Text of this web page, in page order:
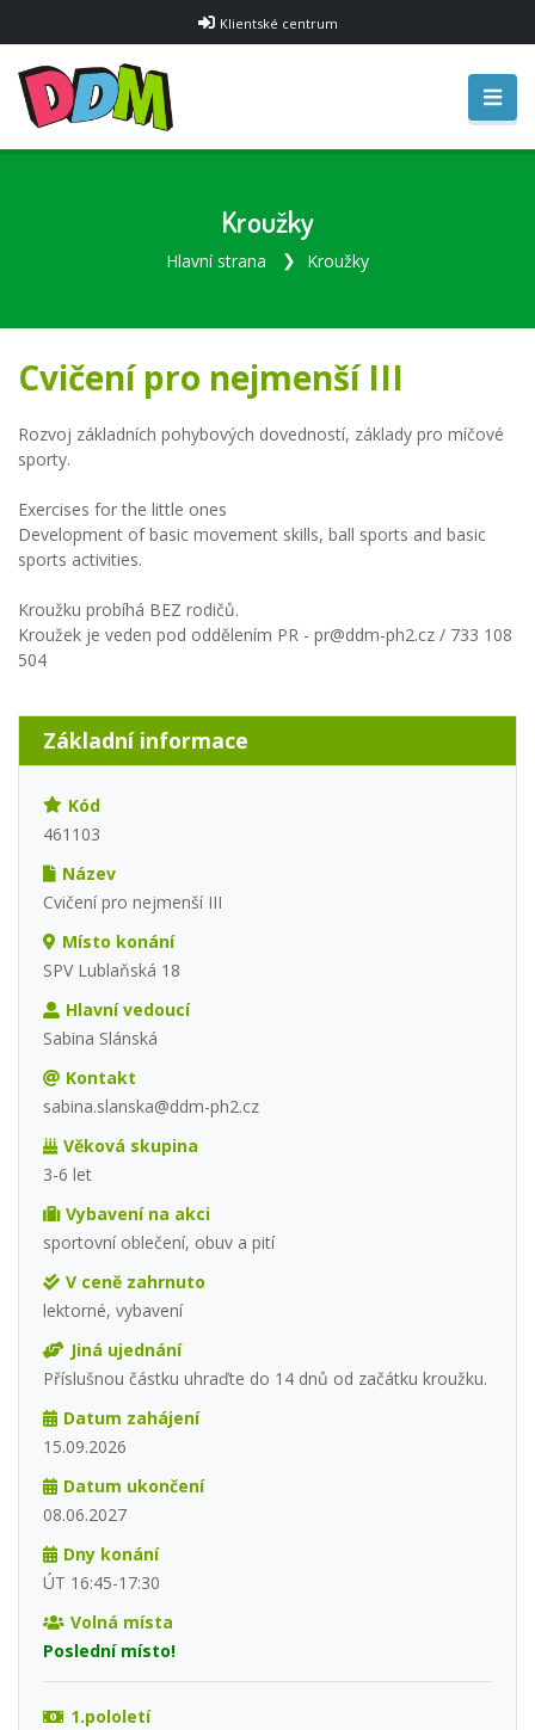
Klientské centrum
Kroužky
Hlavní strana Kroužky
Cvičení pro nejmenší III
Rozvoj základních pohybových dovedností, základy pro míčové
sporty.
Exercises for the little ones
Development of basic movement skills, ball sports and basic
sports activities.
Kroužku probíhá BEZ rodičů.
Kroužek je veden pod oddělením PR - pr@ddm-ph2.cz / 733 108
504
Základní informace
Kód
461103
Název
Cvičení pro nejmenší III
Místo konání
SPV Lublaňská 18
Hlavní vedoucí
Sabina Slánská
Kontakt
sabina.slanska@ddm-ph2.cz
Věková skupina
3-6 let
Vybavení na akci
sportovní oblečení, obuv a pití
V ceně zahrnuto
lektorné, vybavení
Jiná ujednání
Příslušnou částku uhraďte do 14 dnů od začátku kroužku.
Datum zahájení
15.09.2026
Datum ukončení
08.06.2027
Dny konání
ÚT 16:45-17:30
Volná místa
Poslední místo!
1.pololetí